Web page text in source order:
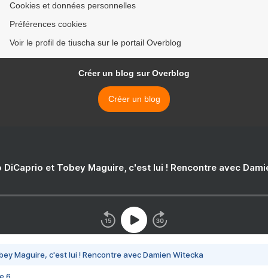
Cookies et données personnelles
Préférences cookies
Voir le profil de tiuscha sur le portail Overblog
Créer un blog sur Overblog
Créer un blog
DiCaprio et Tobey Maguire, c'est lui ! Rencontre avec
Maguire, c'est lui ! Rencontre avec Damien Witecka